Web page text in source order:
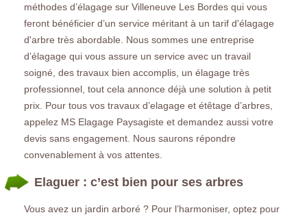
méthodes d’élagage sur Villeneuve Les Bordes qui vous
feront bénéficier d’un service méritant à un tarif d'élagage
d'arbre très abordable. Nous sommes une entreprise
d’élagage qui vous assure un service avec un travail
soigné, des travaux bien accomplis, un élagage très
professionnel, tout cela annonce déjà une solution à petit
prix. Pour tous vos travaux d’elagage et étêtage d’arbres,
appelez MS Elagage Paysagiste et demandez aussi votre
devis sans engagement. Nous saurons répondre
convenablement à vos attentes.
Elaguer : c’est bien pour ses arbres
Vous avez un jardin arboré ? Pour l’harmoniser, optez pour